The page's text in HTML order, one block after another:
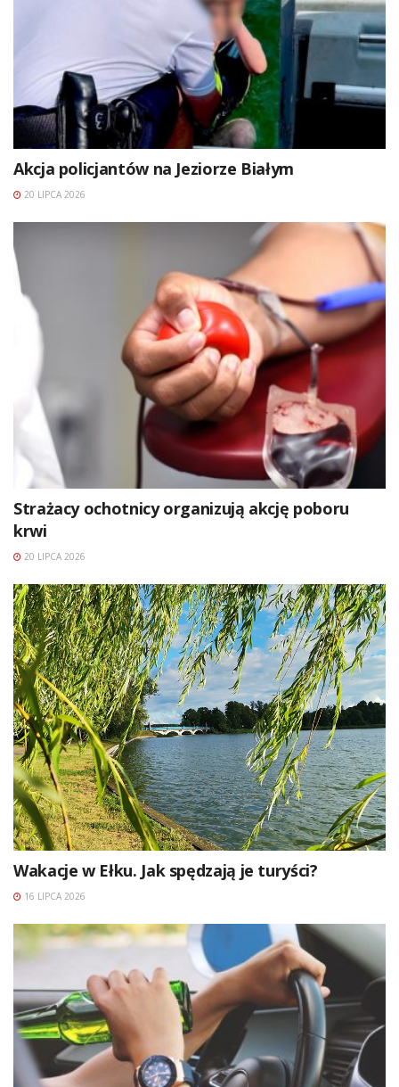
Akcja policjantów na Jeziorze Białym
20 LIPCA 2026
Strażacy ochotnicy organizują akcję poboru
krwi
20 LIPCA 2026
Wakacje w Ełku. Jak spędzają je turyści?
16 LIPCA 2026